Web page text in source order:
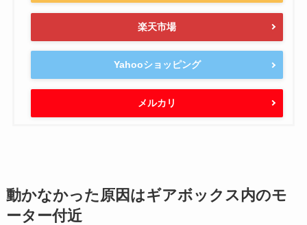
楽天市場
Yahooショッピング
メルカリ
動かなかった原因はギアボックス内のモ
ーター付近